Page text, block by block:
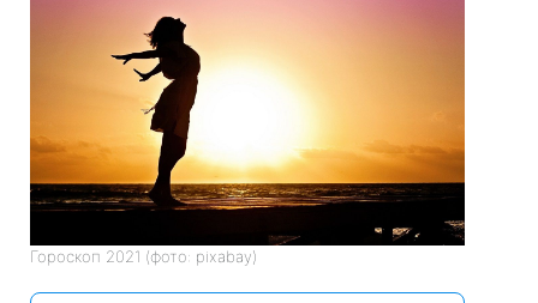
Гороскоп 2021 (фото: pixabay)